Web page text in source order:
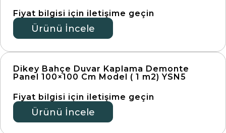
Fiyat bilgisi için iletişime geçin
Ürünü İncele
Dikey Bahçe Duvar Kaplama Demonte
Panel 100×100 Cm Model ( 1 m2) YSN5
Fiyat bilgisi için iletişime geçin
Ürünü İncele